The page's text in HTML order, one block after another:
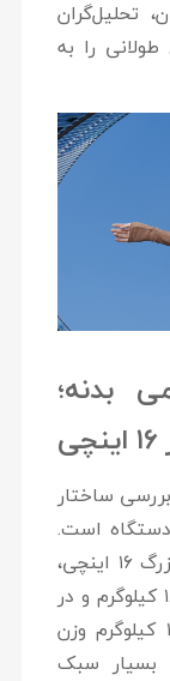
تحلیل‌گران
را به
بدنه؛
ساختار
وزن دستگاه است.
این لپ‌تاپ با وجود بهره‌مندی از پنل بزرگ ۱۶ اینچی،
و در
وزن
بسیار سبک